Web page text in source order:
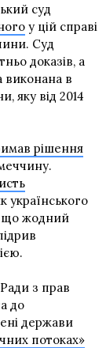
суд
у цій справі
Суд
доказів, а
виконана в
яку від 2014
рішення
українського
що жодний
з прав
до
держави
потоках»